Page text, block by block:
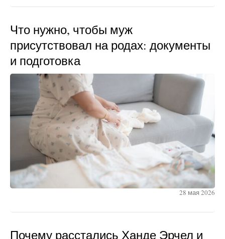
Что нужно, чтобы муж
присутствовал на родах: документы
и подготовка
28 мая 2026
Почему расстались Ханде Эрчел и